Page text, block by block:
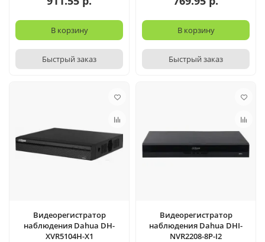
В корзину
Быстрый заказ
В корзину
Быстрый заказ
Видеорегистратop
наблюдения Dahua DH-
XVR5104H-X1
Видеорегистратop
наблюдения Dahua DHI-
NVR2208-8P-I2